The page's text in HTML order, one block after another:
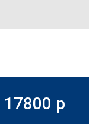
17800 p